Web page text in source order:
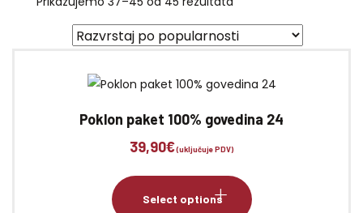
po
popularnosti
Poklon paket 100% govedina 24
39,90€(uključuje PDV)
Select options